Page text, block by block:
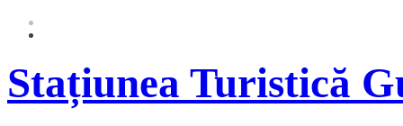
Stațiunea Turistică